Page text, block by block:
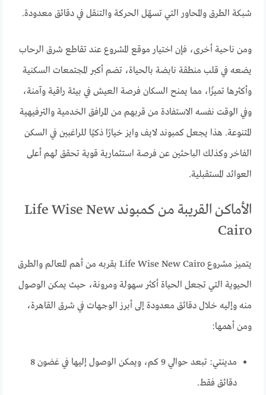
شبكة الطرق والمحاور التي تسهّل الحركة والتنقل في دقائق معدودة.
ومن ناحية أخرى، فإن اختيار موقع المشروع عند تقاطع شرق الرحاب
يضعه في قلب منطقة نابضة بالحياة، تضم أكبر المجتمعات السكنية
وأكثرها تميزًا، مما يمنح السكان فرصة العيش في بيئة راقية وآمنة،
وفي الوقت نفسه الاستفادة من قربهم من المرافق الخدمية والترفيهية
المتنوعة. هذا يجعل كمبوند لايف وايز خيارًا ذكيًا للراغبين في السكن
الفاخر وكذلك الباحثين عن فرصة استثمارية قوية تحقق لهم أعلى
العوائد المستقبلية.
الأماكن القريبة من كمبوند Life Wise New
Cairo
يتميز مشروع Life Wise New Cairo بقربه من أهم المعالم والطرق
الحيوية التي تجعل الحياة أكثر سهولة ومرونة، حيث يمكن الوصول
منه وإليه خلال دقائق معدودة إلى أبرز الوجهات في شرق القاهرة،
ومن أهمها:
مدينتي: تبعد حوالي 9 كم، ويمكن الوصول إليها في غضون 8
دقائق فقط.